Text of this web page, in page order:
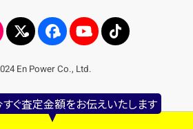
ぐ査定金額をお伝えいたします
En Power Co., Ltd.